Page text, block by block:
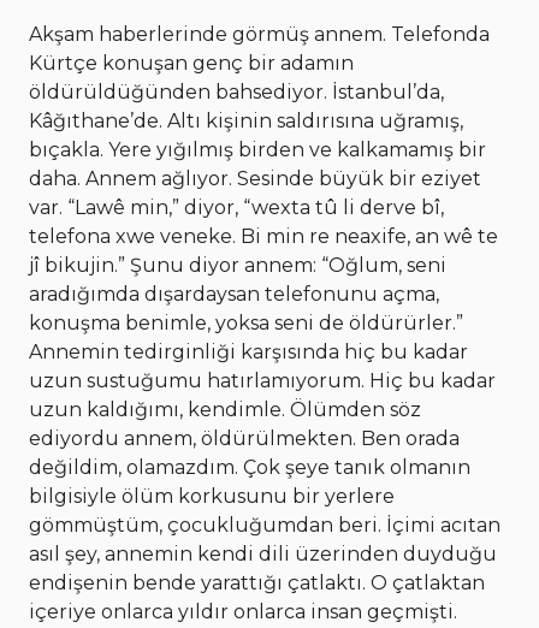
Akşam haberlerinde görmüş annem. Telefonda
Kürtçe konuşan genç bir adamın
öldürüldüğünden bahsediyor. İstanbul’da,
Kâğıthane’de. Altı kişinin saldırısına uğramış,
bıçakla. Yere yığılmış birden ve kalkamamış bir
daha. Annem ağlıyor. Sesinde büyük bir eziyet
var. “Lawê min,” diyor, “wexta tû li derve bî,
telefona xwe veneke. Bi min re neaxife, an wê te
jî bikujin.” Şunu diyor annem: “Oğlum, seni
aradığımda dışardaysan telefonunu açma,
konuşma benimle, yoksa seni de öldürürler.”
Annemin tedirginliği karşısında hiç bu kadar
uzun sustuğumu hatırlamıyorum. Hiç bu kadar
uzun kaldığımı, kendimle. Ölümden söz
ediyordu annem, öldürülmekten. Ben orada
değildim, olamazdım. Çok şeye tanık olmanın
bilgisiyle ölüm korkusunu bir yerlere
gömmüştüm, çocukluğumdan beri. İçimi acıtan
asıl şey, annemin kendi dili üzerinden duyduğu
endişenin bende yarattığı çatlaktı. O çatlaktan
içeriye onlarca yıldır onlarca insan geçmişti.